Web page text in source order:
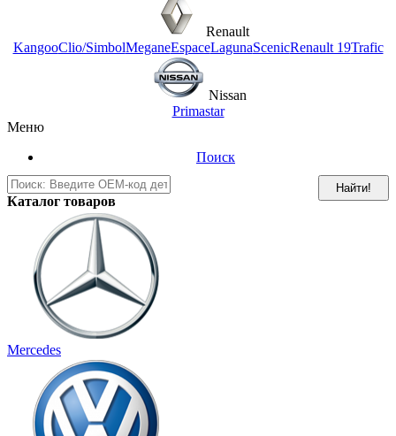
Renault
KangooClio/SimbolMeganeEspaceLagunaScenicRenault 19Trafic
Nissan
Primastar
Меню
Поиск
Каталог товаров
Mercedes